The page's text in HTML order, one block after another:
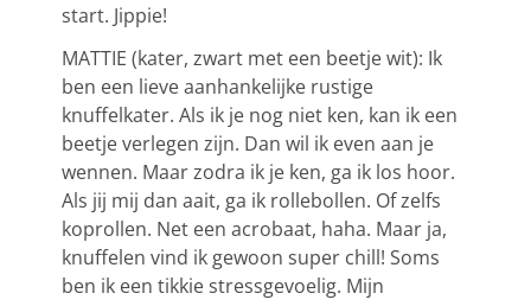
start. Jippie!
MATTIE (kater, zwart met een beetje wit): Ik
ben een lieve aanhankelijke rustige
knuffelkater. Als ik je nog niet ken, kan ik een
beetje verlegen zijn. Dan wil ik even aan je
wennen. Maar zodra ik je ken, ga ik los hoor.
Als jij mij dan aait, ga ik rollebollen. Of zelfs
koprollen. Net een acrobaat, haha. Maar ja,
knuffelen vind ik gewoon super chill! Soms
ben ik een tikkie stressgevoelig. Mijn